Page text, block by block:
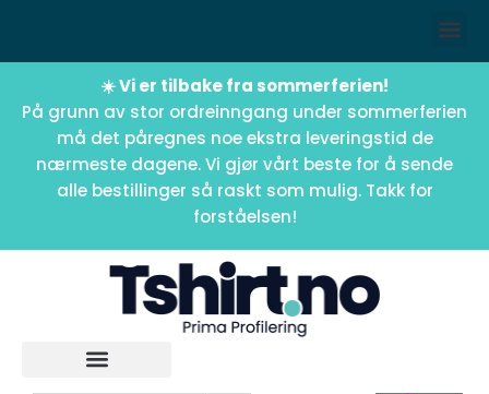
☀️ Vi er tilbake fra sommerferien!
På grunn av stor ordreinngang under sommerferien
må det påregnes noe ekstra leveringstid de
nærmeste dagene. Vi gjør vårt beste for å sende
alle bestillinger så raskt som mulig. Takk for
forståelsen!